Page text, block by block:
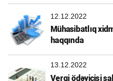
12.12.2022
Mühasibatlıq
haqqında
13.12.2022
Vergi ödəyicisi